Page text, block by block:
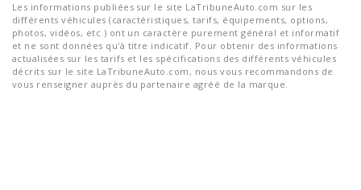
Les informations publiées sur le site LaTribuneAuto.com sur les
différents véhicules (caractéristiques, tarifs, équipements, options,
photos, vidéos, etc.) ont un caractère purement général et informatif
et ne sont données qu'à titre indicatif. Pour obtenir des informations
actualisées sur les tarifs et les spécifications des différents véhicules
décrits sur le site LaTribuneAuto.com, nous vous recommandons de
vous renseigner auprès du partenaire agréé de la marque.